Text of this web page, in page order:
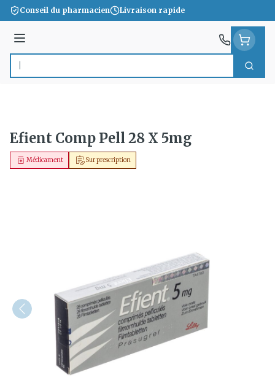
Aller au contenu
Conseil du pharmacien Livraison rapide
Menu
Rechercher
Efient Comp Pell 28 X 5mg
Sur prescription
Médicament